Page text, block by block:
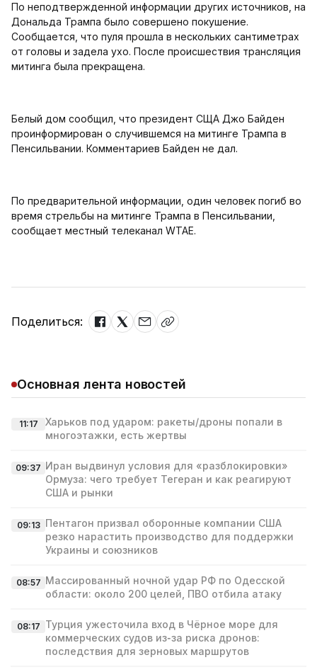
По неподтвержденной информации других источников, на
Дональда Трампа было совершено покушение.
Сообщается, что пуля прошла в нескольких сантиметрах
от головы и задела ухо. После происшествия трансляция
митинга была прекращена.
Белый дом сообщил, что президент СЩА Джо Байден
проинформирован о случившемся на митинге Трампа в
Пенсильвании. Комментариев Байден не дал.
По предварительной информации, один человек погиб во
время стрельбы на митинге Трампа в Пенсильвании,
сообщает местный телеканал WTAE.
Поделиться:
Основная лента новостей
11:17
Харьков под ударом: ракеты/дроны попали в
многоэтажки, есть жертвы
09:37 Иран выдвинул условия для «разблокировки»
Ормуза: чего требует Тегеран и как реагируют
США и рынки
09:13 Пентагон призвал оборонные компании США
резко нарастить производство для поддержки
Украины и союзников
08:57 Массированный ночной удар РФ по Одесской
области: около 200 целей, ПВО отбила атаку
08:17 Турция ужесточила вход в Чёрное море для
коммерческих судов из‑за риска дронов:
последствия для зерновых маршрутов